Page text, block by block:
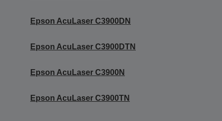
Epson AcuLaser C3900DN
Epson AcuLaser C3900DTN
Epson AcuLaser C3900N
Epson AcuLaser C3900TN